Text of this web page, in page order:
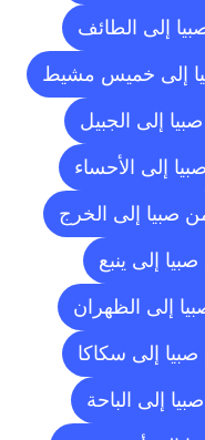
إلى الطائف
إلى خميس مشيط
إلى الجبيل
إلى الأحساء
صبيا إلى الخرج
إلى ينبع
إلى الظهران
إلى سكاكا
إلى الباحة